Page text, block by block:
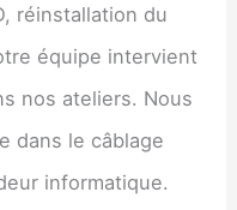
réinstallation du
équipe intervient
nos ateliers. Nous
dans le câblage
informatique.